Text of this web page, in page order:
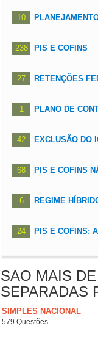
10
238 PIS E COFINS
27 RETENÇÕES
1 PLANO DE
42 EXCLUSÃO DO
68 PIS E COFINS
6 REGIME
24 PIS E COFINS:
SAO MAIS
SEPARADAS
SIMPLES NACIONAL
579 Questões